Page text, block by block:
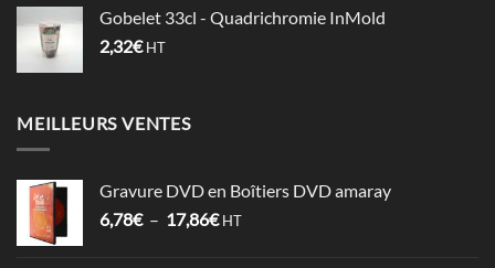
Gobelet 33cl - Quadrichromie InMold
2,32€ HT
MEILLEURS VENTES
Gravure DVD en Boîtiers DVD amaray
6,78€ – 17,86€Plage
HT